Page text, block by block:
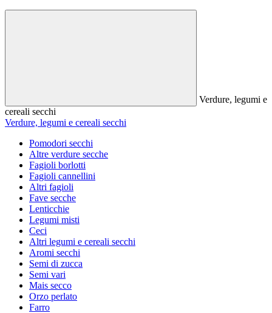
Verdure, legumi e
cereali secchi
Verdure, legumi e cereali secchi
Pomodori secchi
Altre verdure secche
Fagioli borlotti
Fagioli cannellini
Altri fagioli
Fave secche
Lenticchie
Legumi misti
Ceci
Altri legumi e cereali secchi
Aromi secchi
Semi di zucca
Semi vari
Mais secco
Orzo perlato
Farro